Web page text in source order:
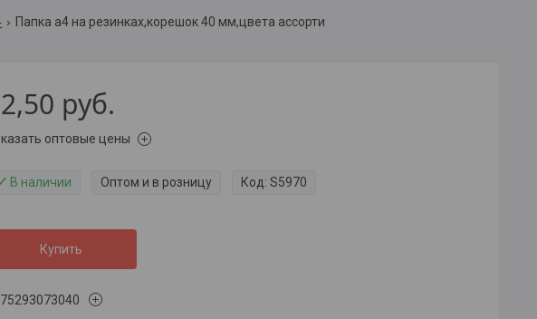
Папка а4 на резинках,корешок 40 мм,цвета ассорти
руб.
оптовые цены
В наличии Оптом и в розницу Код: S5970
Купить